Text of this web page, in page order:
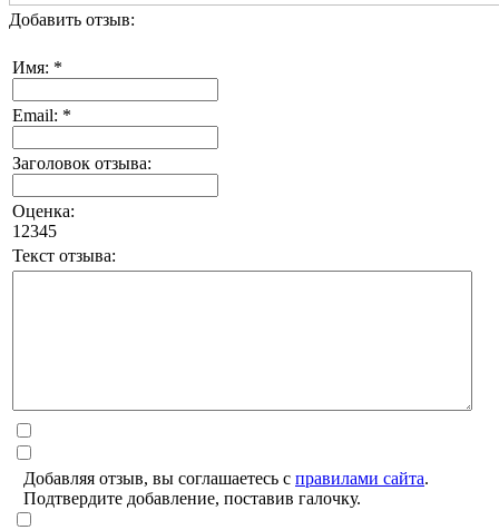
Добавить отзыв:
Имя: *
Email: *
Заголовок отзыва:
Оценка:
1 2345
Текст отзыва:
Добавляя отзыв, вы соглашаетесь с правилами сайта.
Подтвердите добавление, поставив галочку.